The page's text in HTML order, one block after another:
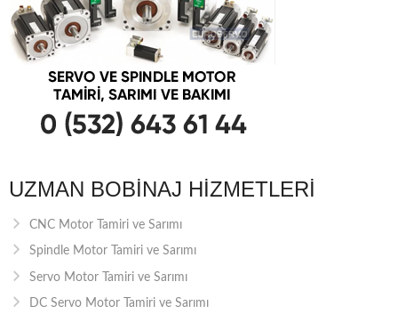
UZMAN BOBINAJ HIZMETLERI
CNC Motor Tamiri ve Sarımı
Spindle Motor Tamiri ve Sarımı
Servo Motor Tamiri ve Sarımı
DC Servo Motor Tamiri ve Sarımı